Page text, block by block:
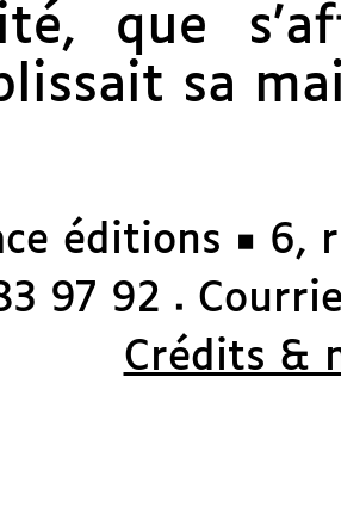
que
sa
éditions ◼ 6,
97 92
◼
Crédits &